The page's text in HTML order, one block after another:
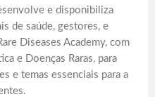
e disponibiliza
de saúde, gestores, e
Diseases Academy, com
e Doenças Raras, para
e temas essenciais para a